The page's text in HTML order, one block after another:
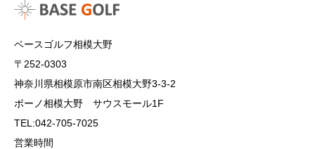
ベースゴルフ相模大野
〒252-0303
神奈川県相模原市南区相模大野3-3-2
ボーノ相模大野 サウスモール1F
TEL:042-705-7025
営業時間